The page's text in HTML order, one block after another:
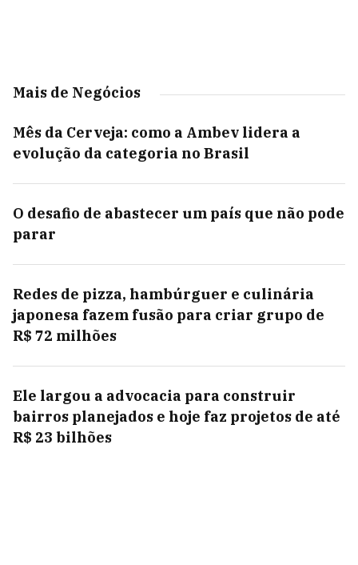
Mais de Negócios
Mês da Cerveja: como a Ambev lidera a
evolução da categoria no Brasil
O desafio de abastecer um país que não pode
parar
Redes de pizza, hambúrguer e culinária
japonesa fazem fusão para criar grupo de
R$ 72 milhões
Ele largou a advocacia para construir
bairros planejados e hoje faz projetos de até
R$ 23 bilhões